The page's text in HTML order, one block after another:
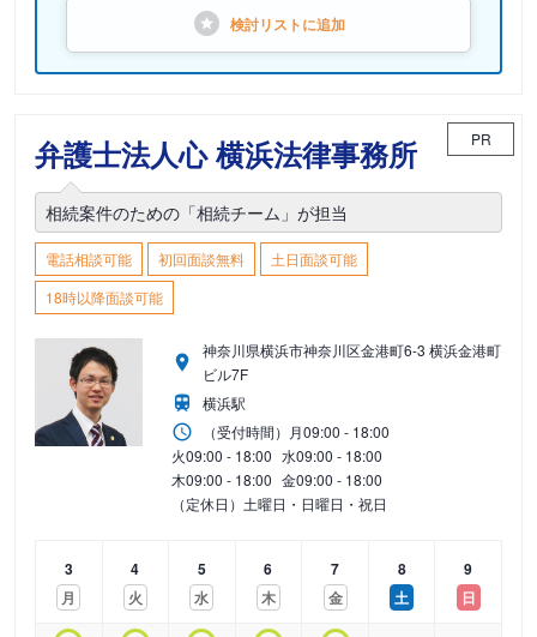
検討リストに追加
弁護士法人心 横浜法律事務所 PR
相続案件のための「相続チーム」が担当
電話相談可能 初回面談無料
土日面談可能
18時以降面談可能
神奈川県横浜市神奈川区金港町6-3 横浜金港町
ビル7F
横浜駅
（受付時間） 月09:00 - 18:00
火09:00 - 18:00 水09:00 - 18:00
木09:00 - 18:00 金09:00 - 18:00
（定休日）土曜日・日曜日・祝日
3
月
4
火
5
水
6
木
7
金
8
土
9
日